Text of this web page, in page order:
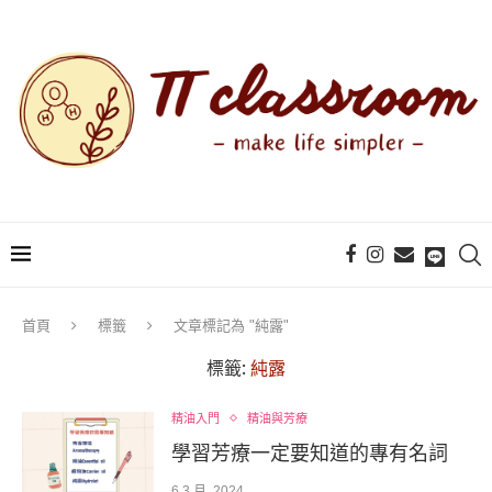
首頁 標籤 文章標記為 "純露"
標籤: 純露
精油入門 精油與芳療
學習芳療一定要知道的專有名詞